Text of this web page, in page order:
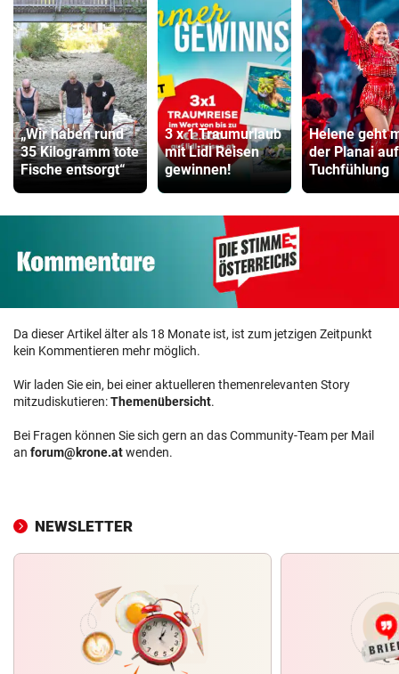
„Wir haben rund
35 Kilogramm tote
Fische entsorgt“
3 x 1 Traumurlaub
mit Lidl Reisen
gewinnen!
Helene geht
der Planai auf
Tuchfühlung
Da dieser Artikel älter als 18 Monate ist, ist zum jetzigen Zeitpunkt
kein Kommentieren mehr möglich.
Wir laden Sie ein, bei einer aktuelleren themenrelevanten Story
mitzudiskutieren:Themenübersicht.
Bei Fragen können Sie sich gern an das Community-Team per Mail
an forum@krone.atwenden.
NEWSLETTER